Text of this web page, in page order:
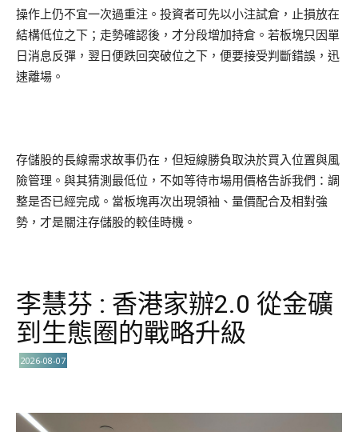
操作上仍不宜一次過重注。投資者可先以小注試倉，止損放在
結構低位之下；走勢確認後，才分段增加持倉。若板塊只因單
日消息反彈，翌日便跌回突破位之下，便要接受判斷錯誤，迅
速離場。
存儲股的長線需求故事仍在，但短線勝負取決於買入位置與風
險管理。與其猜測最低位，不如等待市場用價格告訴我們：調
整是否已經完成。當板塊再次出現領袖、量價配合及相對強
勢，才是關注存儲股的較佳時機。
李慧芬 : 香港家辦2.0 從金礦
到生態圈的戰略升級
2026-08-07